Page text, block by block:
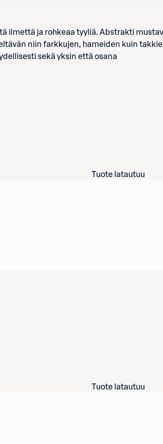
ilmettä ja rohkeaa tyyliä. Abstrakti
niin farkkujen, hameiden kuin
sekä yksin että osana
Tuote latautuu
Tuote latautuu